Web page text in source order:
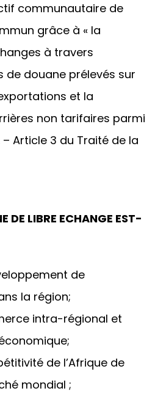
communautaire de
grâce à « la
à travers
de douane prélevés sur
et la
non tarifaires parmi
Article 3 du Traité de la
DE LIBRE ECHANGE EST-
de
la région;
intra-régional et
de l’Afrique de
mondial ;